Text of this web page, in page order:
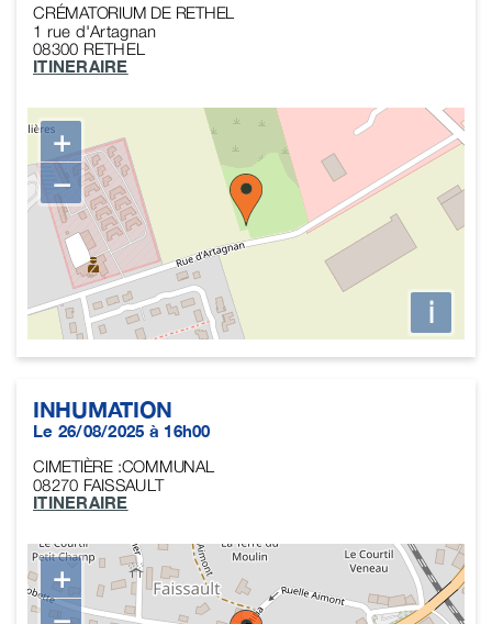
CRÉMATORIUM DE RETHEL
1 rue d'Artagnan
08300 RETHEL
ITINERAIRE
+
−
i
INHUMATION
Le 26/08/2025 à 16h00
CIMETIÈRE :COMMUNAL
08270 FAISSAULT
ITINERAIRE
+